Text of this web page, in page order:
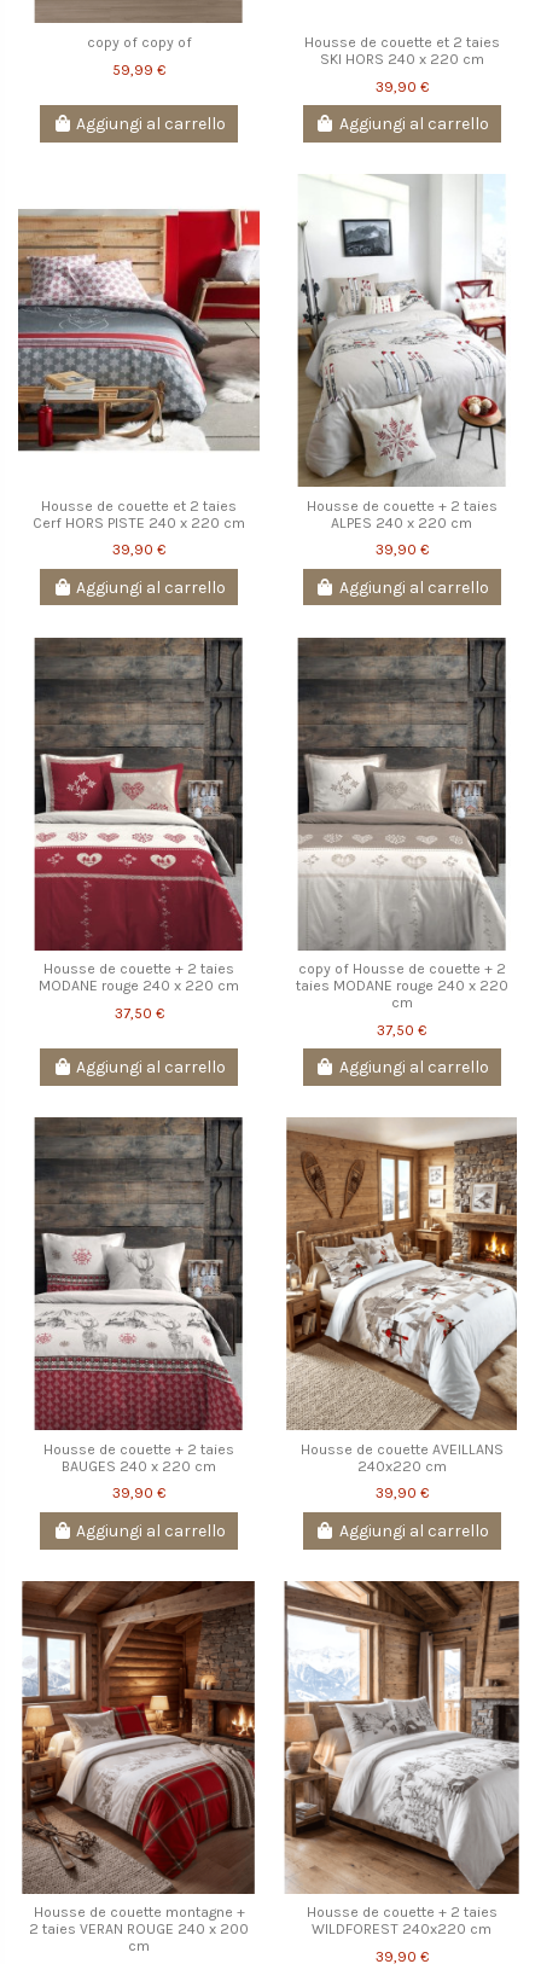
copy of copy of
59,99 €
Aggiungi al carrello
Housse de couette et 2 taies
SKI HORS 240 x 220 cm
39,90 €
Aggiungi al carrello
Housse de couette et 2 taies
Cerf HORS PISTE 240 x 220 cm
39,90 €
Aggiungi al carrello
Housse de couette + 2 taies
ALPES 240 x 220 cm
39,90 €
Aggiungi al carrello
Housse de couette + 2 taies
MODANE rouge 240 x 220 cm
37,50 €
Aggiungi al carrello
copy of Housse de couette + 2
taies MODANE rouge 240 x 220
cm
37,50 €
Aggiungi al carrello
Housse de couette + 2 taies
BAUGES 240 x 220 cm
39,90 €
Aggiungi al carrello
Housse de couette AVEILLANS
240x220 cm
39,90 €
Aggiungi al carrello
Housse de couette montagne +
2 taies VERAN ROUGE 240 x 200
cm
Housse de couette + 2 taies
WILDFOREST 240x220 cm
39,90 €